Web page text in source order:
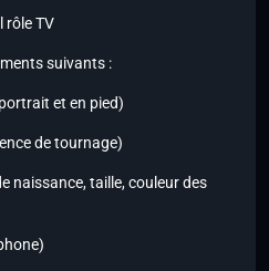
rôle TV
suivants :
et en pied)
de tournage)
naissance, taille, couleur des